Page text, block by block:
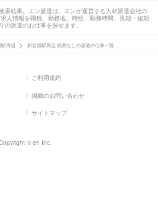
索結果。エン派遣は、エンが運営する人材派遣会社の
人情報を職種、勤務地、時給、勤務時間、長期・短期
派遣のお仕事を探せます。
周辺 新岩国駅周辺 残業なしの派遣の仕事一覧
ご利用規約
掲載のお問い合わせ
サイトマップ
© en Inc.